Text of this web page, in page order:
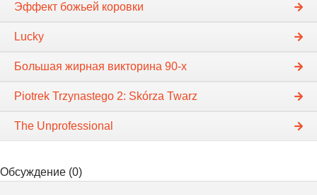
Эффект божьей коровки
Lucky
Большая жирная викторина 90-х
Piotrek Trzynastego 2: Skórza Twarz
The Unprofessional
Обсуждение (0)